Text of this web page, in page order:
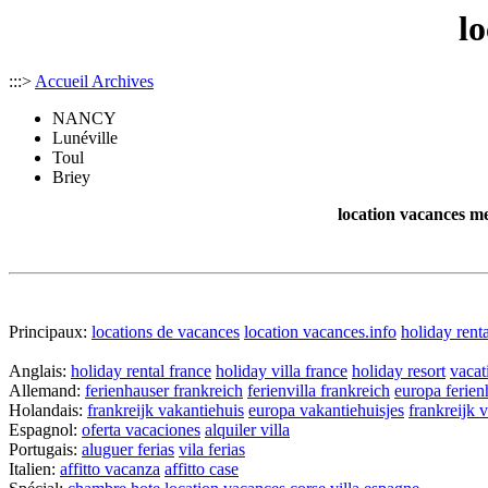
:::>Accueil Archives
NANCY
Lunéville
Toul
Briey
location vacances
Principaux: locations de vacances location vacances.info holiday
Anglais: holiday rental france holiday villa france holiday resort
Allemand: ferienhauser frankreich ferienvilla frankreich europa
Holandais: frankreijk vakantiehuis europa vakantiehuisjes frankreijk
Espagnol: oferta vacaciones alquiler villa
Portugais: aluguer ferias vila ferias
Italien: affitto vacanza affitto case